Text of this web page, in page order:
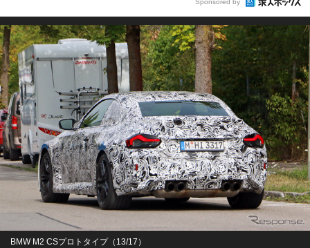
Sponsored by
BMW M2 CSプロトタイプ（13/17）